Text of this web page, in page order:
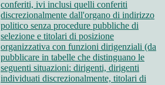
conferiti, ivi inclusi quelli conferiti
discrezionalmente dall'organo di indirizzo
politico senza procedure pubbliche di
selezione e titolari di posizione
organizzativa con funzioni dirigenziali (da
pubblicare in tabelle che distinguano le
seguenti situazioni: dirigenti, dirigenti
individuati discrezionalmente, titolari di